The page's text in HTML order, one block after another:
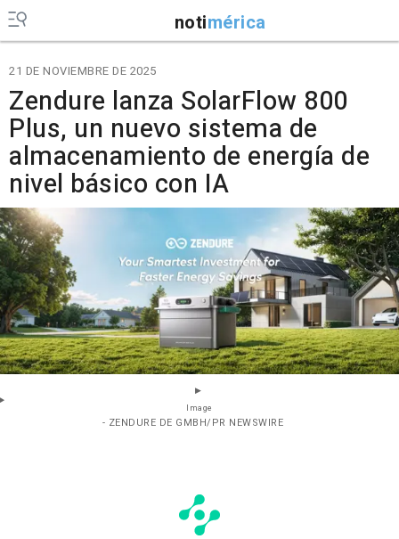
notimérica
21 DE NOVIEMBRE DE 2025
Zendure lanza SolarFlow 800
Plus, un nuevo sistema de
almacenamiento de energía de
nivel básico con IA
Image
- ZENDURE DE GMBH/PR NEWSWIRE